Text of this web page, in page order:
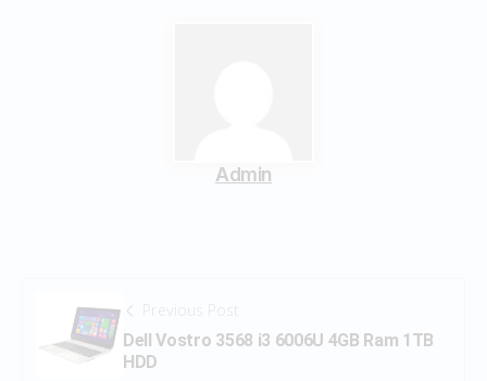
Admin
Previous Post
Dell Vostro 3568 i3 6006U 4GB Ram 1TB
HDD